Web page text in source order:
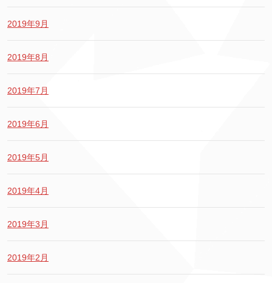
2019年9月
2019年8月
2019年7月
2019年6月
2019年5月
2019年4月
2019年3月
2019年2月